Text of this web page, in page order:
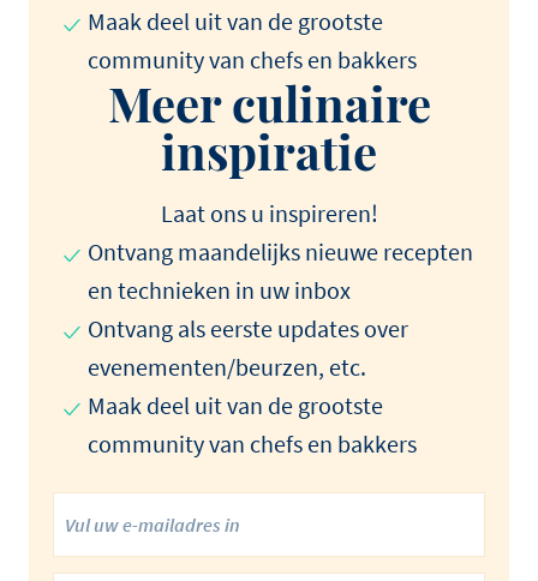
Maak deel uit van de grootste
community van chefs en bakkers
Meer culinaire
inspiratie
Laat ons u inspireren!
Ontvang maandelijks nieuwe recepten
en technieken in uw inbox
Ontvang als eerste updates over
evenementen/beurzen, etc.
Maak deel uit van de grootste
community van chefs en bakkers